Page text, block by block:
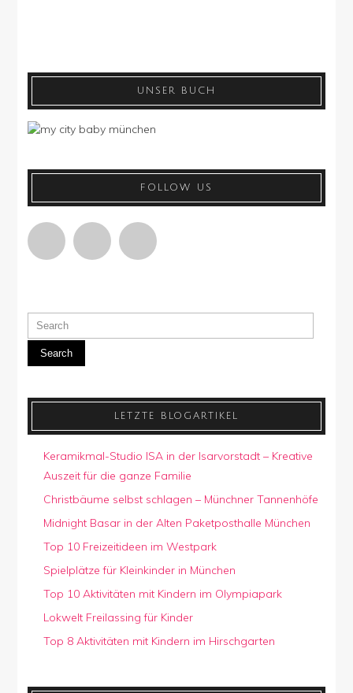
UNSER BUCH
FOLLOW US
Search
LETZTE BLOGARTIKEL
Keramikmal-Studio ISA in der Isarvorstadt – Kreative
Auszeit für die ganze Familie
Christbäume selbst schlagen – Münchner Tannenhöfe
Midnight Basar in der Alten Paketposthalle München
Top 10 Freizeitideen im Westpark
Spielplätze für Kleinkinder in München
Top 10 Aktivitäten mit Kindern im Olympiapark
Lokwelt Freilassing für Kinder
Top 8 Aktivitäten mit Kindern im Hirschgarten